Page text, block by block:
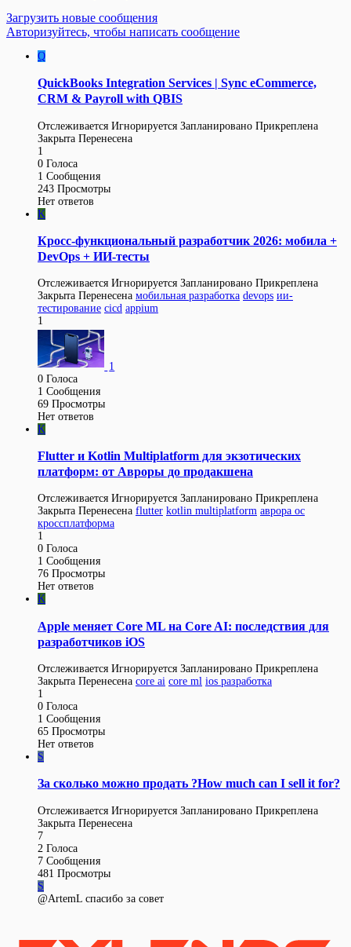
Загрузить новые сообщения
Авторизуйтесь, чтобы написать сообщение
Q
QuickBooks Integration Services | Sync eCommerce,
CRM & Payroll with QBIS
Отслеживается Игнорируется Запланировано Прикреплена
Закрыта Перенесена
1
0 Голоса
1 Сообщения
243 Просмотры
Нет ответов
K
Кросс-функциональный разработчик 2026: мобила +
DevOps + ИИ-тесты
Отслеживается Игнорируется Запланировано Прикреплена
Закрыта Перенесена мобильная разработка devops ии-
тестирование cicd appium
1
1
0 Голоса
1 Сообщения
69 Просмотры
Нет ответов
K
Flutter и Kotlin Multiplatform для экзотических
платформ: от Авроры до продакшена
Отслеживается Игнорируется Запланировано Прикреплена
Закрыта Перенесена flutter kotlin multiplatform аврора ос
кроссплатформа
1
0 Голоса
1 Сообщения
76 Просмотры
Нет ответов
K
Apple меняет Core ML на Core AI: последствия для
разработчиков iOS
Отслеживается Игнорируется Запланировано Прикреплена
Закрыта Перенесена core ai core ml ios разработка
1
0 Голоса
1 Сообщения
65 Просмотры
Нет ответов
S
За сколько можно продать ?How much can I sell it for?
Отслеживается Игнорируется Запланировано Прикреплена
Закрыта Перенесена
7
2 Голоса
7 Сообщения
481 Просмотры
S
@ArtemL спасибо за совет